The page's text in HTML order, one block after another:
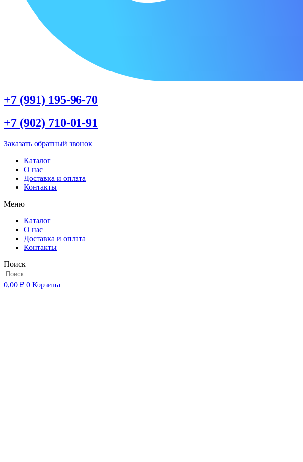
+7 (991) 195-96-70
+7 (902) 710-01-91
Заказать обратный звонок
Каталог
О нас
Доставка и оплата
Контакты
Меню
Каталог
О нас
Доставка и оплата
Контакты
Поиск
0,00 ₽ 0 Корзина